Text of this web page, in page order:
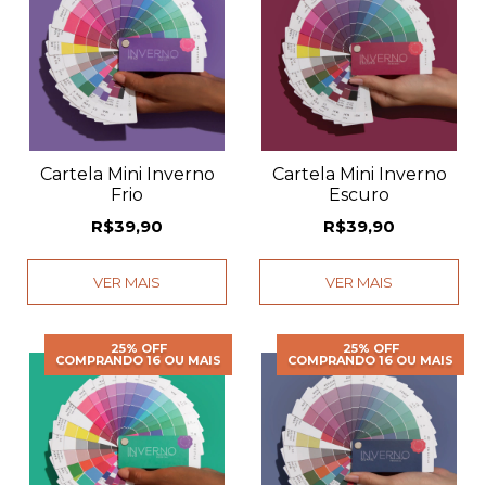
Cartela Mini Inverno
Frio
R$39,90
VER MAIS
Cartela Mini Inverno
Escuro
R$39,90
VER MAIS
25% OFF
COMPRANDO 16 OU MAIS
25% OFF
COMPRANDO 16 OU MAIS